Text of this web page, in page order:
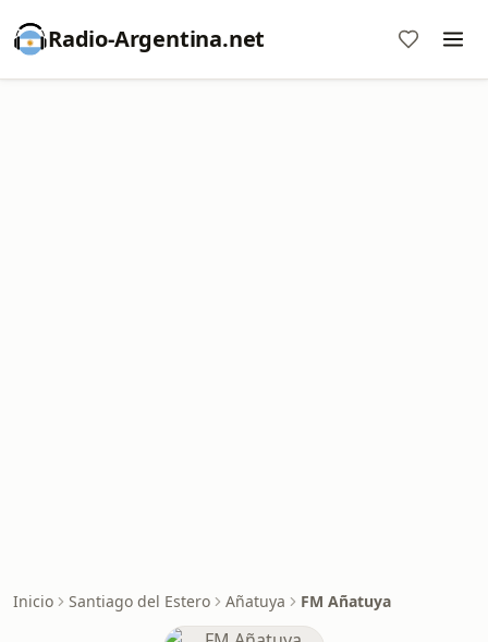
Radio-Argentina.net
Inicio Santiago del Estero Añatuya FM Añatuya